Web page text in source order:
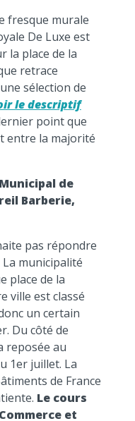
fresque murale
De Luxe est
la place de la
retrace
sélection de
le descriptif
point que
entre la majorité
de
Barberie,
pas répondre
municipalité
place de la
ville est classé
un certain
Du côté de
reposée au
1er juillet. La
de France
Le cours
et